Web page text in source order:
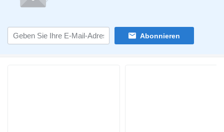
Abonnieren